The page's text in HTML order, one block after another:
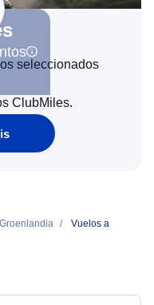
seleccionados
ClubMiles.
Groenlandia
Vuelos a